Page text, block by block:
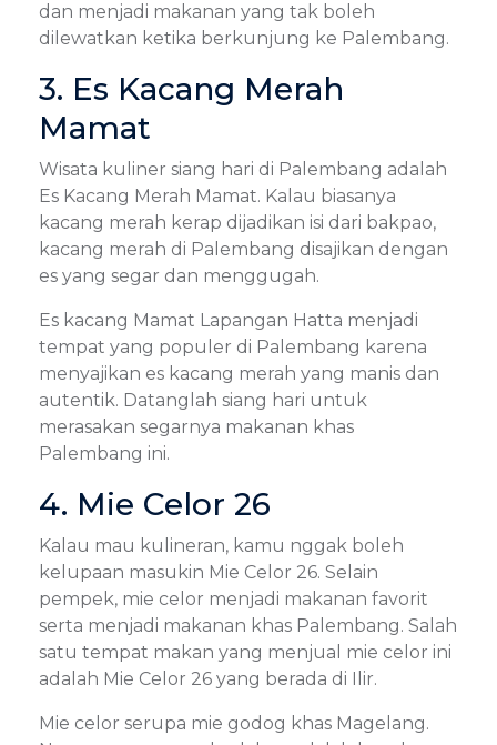
dan menjadi makanan yang tak boleh
dilewatkan ketika berkunjung ke Palembang.
3. Es Kacang Merah
Mamat
Wisata kuliner siang hari di Palembang adalah
Es Kacang Merah Mamat. Kalau biasanya
kacang merah kerap dijadikan isi dari bakpao,
kacang merah di Palembang disajikan dengan
es yang segar dan menggugah.
Es kacang Mamat Lapangan Hatta menjadi
tempat yang populer di Palembang karena
menyajikan es kacang merah yang manis dan
autentik. Datanglah siang hari untuk
merasakan segarnya makanan khas
Palembang ini.
4. Mie Celor 26
Kalau mau kulineran, kamu nggak boleh
kelupaan masukin Mie Celor 26. Selain
pempek, mie celor menjadi makanan favorit
serta menjadi makanan khas Palembang. Salah
satu tempat makan yang menjual mie celor ini
adalah Mie Celor 26 yang berada di Ilir.
Mie celor serupa mie godog khas Magelang.